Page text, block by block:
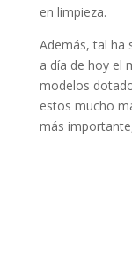
en limpieza.
Además, tal ha
a día de hoy el
modelos
estos mucho
más